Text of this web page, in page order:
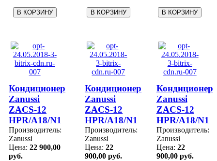
Кондиционер
Zanussi
ZACS-12
HPR/A18/N1
Производитель:
Zanussi
Цена: 22 900,00
руб.
Кондиционер
Zanussi
ZACS-12
HPR/A18/N1
Производитель:
Zanussi
Цена:22
900,00 руб.
Кондиционер
Zanussi
ZACS-12
HPR/A18/N1
Производитель:
Zanussi
Цена: 22
900,00 руб.